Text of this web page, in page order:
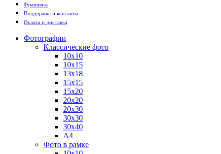
Франшиза
Поддержка и контакты
Оплата и доставка
Фотографии
Классические фото
10х10
10х15
13х18
15х15
15х20
20х20
20х30
30х30
30х40
А4
Фото в рамке